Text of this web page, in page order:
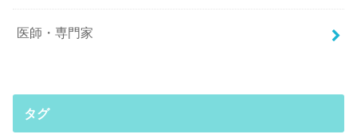
医師・専門家
タグ